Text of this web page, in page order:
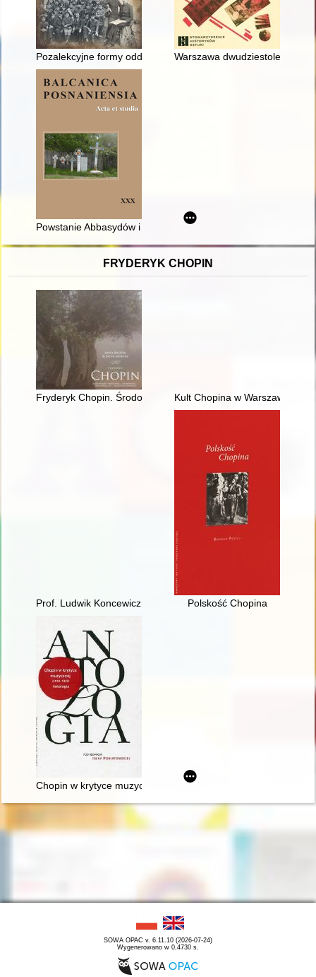
Pozalekcyjne formy oddziaływań wychowawczych na
Warszawa dwudziestolecia :
Powstanie Abbasydów i jego następstwa w ujęciu Teofanesa
FRYDERYK CHOPIN
Fryderyk Chopin. Środowisko społeczne, osobowość,
Kult Chopina w Warszawie
Prof. Ludwik Koncewicz (1790-1857). Nauczyciel Fryderyka
Polskość Chopina
Chopin w krytyce muzycznej (1918-1939). Antologia
SOWA OPAC v. 6.11.10 (2026-07-24)
Wygenerowano w 0,4730 s.